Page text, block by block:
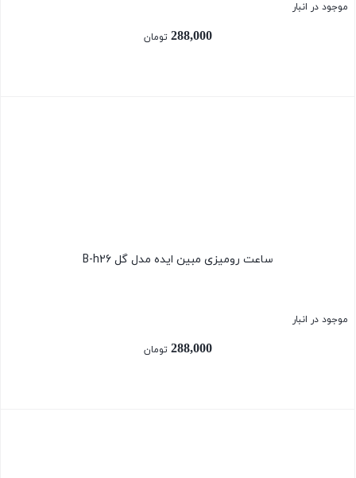
موجود در انبار
288,000 تومان
ساعت رومیزی مبین ایده مدل گل B-h26
موجود در انبار
288,000 تومان